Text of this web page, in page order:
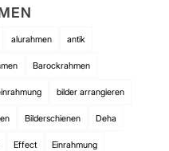
alurahmen antik
Barockrahmen
bilder arrangieren
Bilderschienen Deha
Effect Einrahmung